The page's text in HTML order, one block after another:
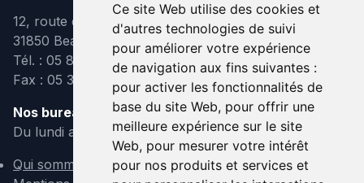
Ce site Web utilise des cookies et
d'autres technologies de suivi
pour améliorer votre expérience
de navigation aux fins suivantes :
pour activer les fonctionnalités de
base du site Web, pour offrir une
meilleure expérience sur le site
Web, pour mesurer votre intérêt
pour nos produits et services et
12, route de Lavaur
31850 Beaupuy
Tél. : 05 82 95 39 40
Fax : 05 31 08 10 91
Nos bureaux sont ouverts :
Du lundi au vendredi de 9h à 12h et de 14h à 18h
Qui sommes-nous ?